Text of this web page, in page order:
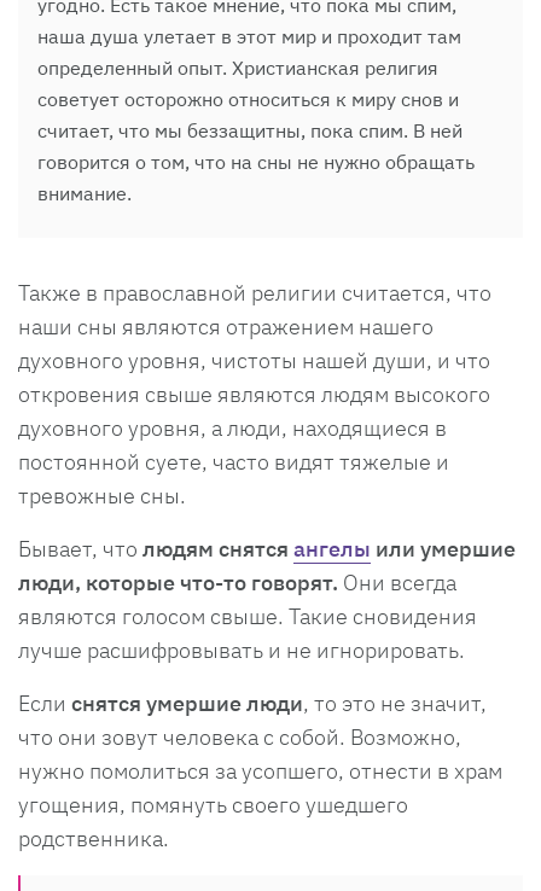
наша душа улетает в этот мир и проходит там
определенный опыт. Христианская религия
советует осторожно относиться к миру снов и
считает, что мы беззащитны, пока спим. В ней
говорится о том, что на сны не нужно обращать
внимание.
Также в православной религии считается, что
наши сны являются отражением нашего
духовного уровня, чистоты нашей души, и что
откровения свыше являются людям высокого
духовного уровня, а люди, находящиеся в
постоянной суете, часто видят тяжелые и
тревожные сны.
Бывает, что людям снятся ангелы или умершие
люди, которые что-то говорят. Они всегда
являются голосом свыше. Такие сновидения
лучше расшифровывать и не игнорировать.
Если снятся умершиелюди, то это не значит,
что они зовут человека с собой. Возможно,
нужно помолиться за усопшего, отнести в храм
угощения, помянуть своего ушедшего
родственника.